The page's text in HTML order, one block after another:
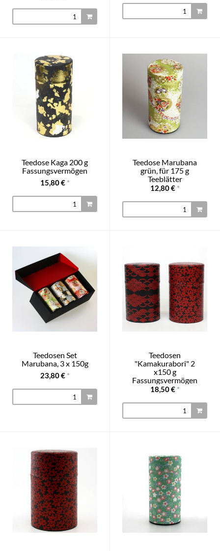
Teedose Kaga 200 g
Fassungsvermögen
15,80 € *
Teedose Marubana
grün, für 175 g
Teeblätter
12,80 € *
Teedosen Set
Marubana, 3 x 150g
23,80 € *
Teedosen
"Kamakurabori" 2
x150 g
Fassungsvermögen
18,50 € *